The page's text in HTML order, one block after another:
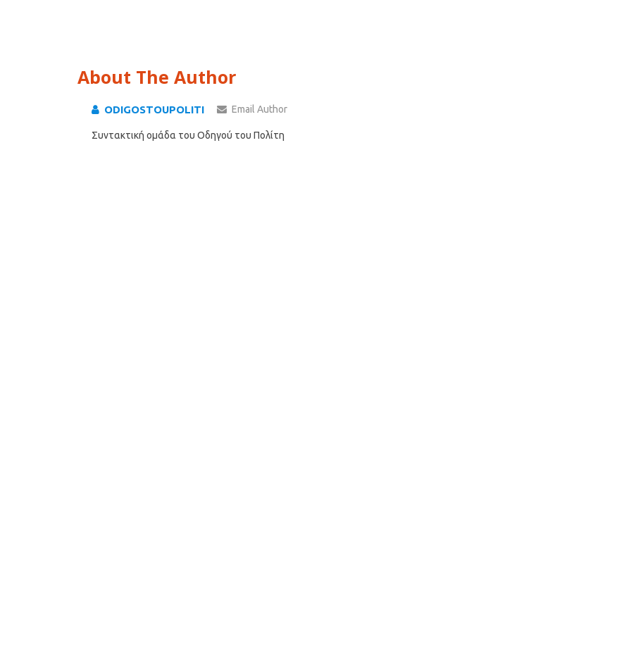
About The Author
ODIGOSTOUPOLITI Email Author
Συντακτική ομάδα του Οδηγού του Πολίτη